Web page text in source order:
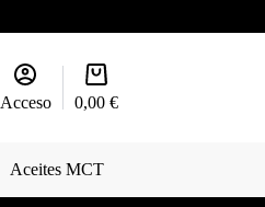
Acceso
Carro
de
compra
0,00 €
Aceites MCT